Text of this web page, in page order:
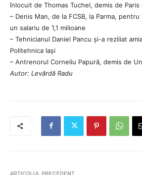
înlocuit de Thomas Tuchel, demis de Paris
– Denis Man, de la FCSB, la Parma,
un salariu de 1,1 milioane
– Tehnicianul Daniel Pancu și-a reziliat
Politehnica Iași
– Antrenorul Corneliu Papură, demis de
Autor: Levârdă Radu
ARTICOLUL PRECEDENT